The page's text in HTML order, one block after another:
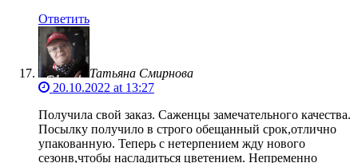
Ответить
Татьяна Смирнова
20.10.2022 at 13:27
Получила свой заказ. Саженцы замечательного качества.
Посылку получило в строго обещанный срок,отлично
упакованную. Теперь с нетерпением жду нового
сезонв,чтобы насладиться цветением. Непременно